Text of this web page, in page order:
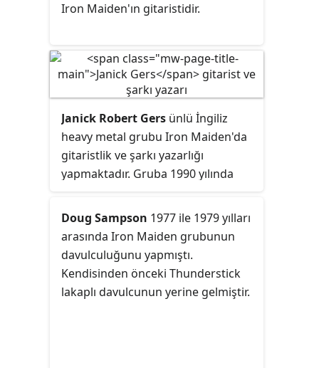
albümde yer almaz ve vokalistin
parçalar albümde çok büyük etkiye
sahiptir. Smith'in yazdığı
parçalardan ikisi, Wasted Years ile
Stranger in a Strange Land
albümden single olarak çıkmışlardır.
Iron Maiden'ın gitaristidir.
Janick Robert Gers ünlü İngiliz
heavy metal grubu Iron Maiden'da
gitaristlik ve şarkı yazarlığı
yapmaktadır. Gruba 1990 yılında
Gruba katılmadan önce aynı yıl
solist Bruce Dickinson'ın ilk solo
çalışması olan
Tattooed Millionaire
albümünde çalmıştı. Geçmişte Deep
Purple grubunun solisti Ian Gillan'ın
Gillan adlı grubunda yer almıştır.
Doug Sampson 1977 ile 1979 yılları
arasında Iron Maiden grubunun
davulculuğunu yapmıştı.
Kendisinden önceki Thunderstick
lakaplı davulcunun yerine gelmiştir.